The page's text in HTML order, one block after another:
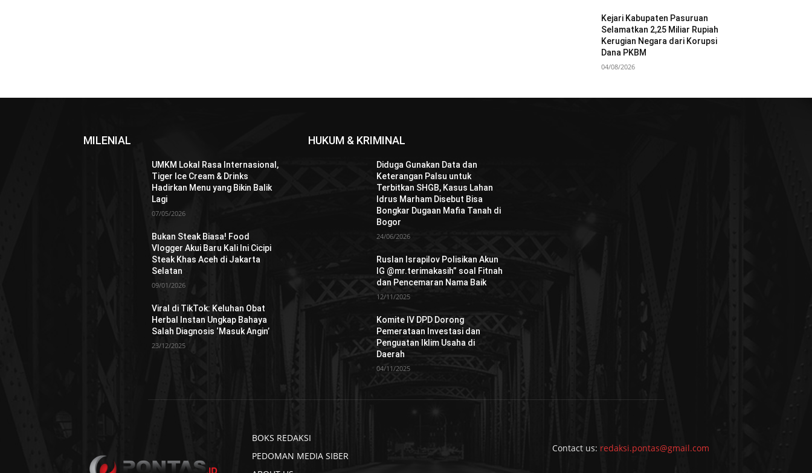
Kejari Kabupaten Pasuruan
Selamatkan 2,25 Miliar Rupiah
Kerugian Negara dari Korupsi
Dana PKBM
04/08/2026
MILENIAL
UMKM Lokal Rasa Internasional,
Tiger Ice Cream & Drinks
Hadirkan Menu yang Bikin Balik
Lagi
07/05/2026
Bukan Steak Biasa! Food
Vlogger Akui Baru Kali Ini Cicipi
Steak Khas Aceh di Jakarta
Selatan
09/01/2026
Viral di TikTok: Keluhan Obat
Herbal Instan Ungkap Bahaya
Salah Diagnosis ‘Masuk Angin’
23/12/2025
HUKUM & KRIMINAL
Diduga Gunakan Data dan
Keterangan Palsu untuk
Terbitkan SHGB, Kasus Lahan
Idrus Marham Disebut Bisa
Bongkar Dugaan Mafia Tanah di
Bogor
24/06/2026
Ruslan Israpilov Polisikan Akun
IG @mr.terimakasih” soal Fitnah
dan Pencemaran Nama Baik
12/11/2025
Komite IV DPD Dorong
Pemerataan Investasi dan
Penguatan Iklim Usaha di
Daerah
04/11/2025
BOKS REDAKSI
PEDOMAN MEDIA SIBER
Contact us: redaksi.pontas@gmail.com